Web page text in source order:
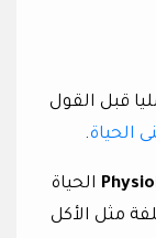
قبل القول
الحياة.
الحياة
مثل الأكل